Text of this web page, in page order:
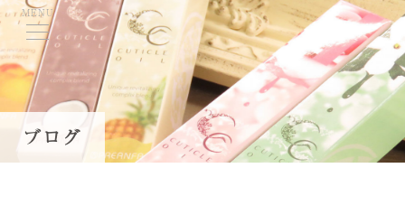
ブログ
MENU
TOP
当学院について